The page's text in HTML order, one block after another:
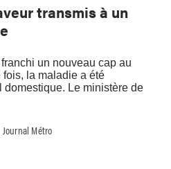
transmis à un
un nouveau cap au
la maladie a été
domestique. Le ministère de
Métro